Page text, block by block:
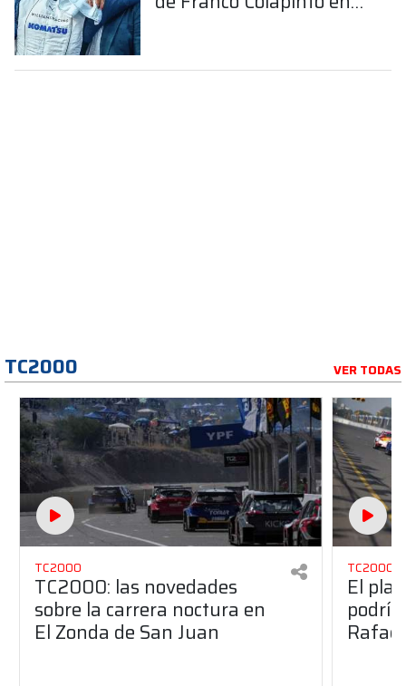
TC2000 VER TODAS
TC2000
TC2000: las novedades
sobre la carrera noctura en
El Zonda de San Juan
TC2000
El